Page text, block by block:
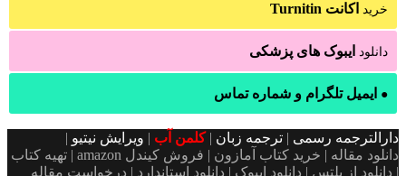
خرید اکانت Turnitin
دانلود ایبوک های پزشکی
● ایمیل تلگرام و شماره تماس
دارالترجمه رسمی | ترجمه زبان |کلمن آب | ویرایش نیتیو |
دانلود مقاله | خرید کتاب آمازون | فروش کیندل amazon | تهیه کتاب
| دانلود از پلتس | دانلود ایبوک | دانلود استاندارد | درخواست مقاله